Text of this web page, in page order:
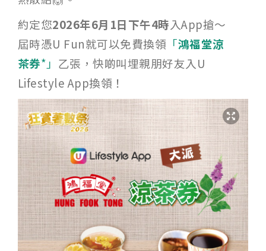
約定您2026年6月1日下午4時入App搶～
屆時憑U Fun就可以免費換領 「鴻福堂涼
茶券*」 乙張，快啲叫埋親朋好友入U
Lifestyle App換領！